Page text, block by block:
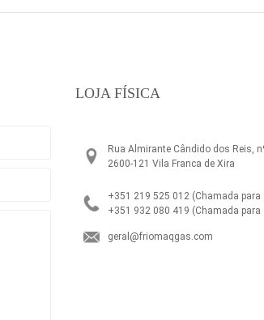
LOJA FÍSICA
Rua Almirante Cândido dos Reis,
2600-121 Vila Franca de Xira
+351 219 525 012 (Chamada para
+351 932 080 419 (Chamada para
geral@friomaqgas.com